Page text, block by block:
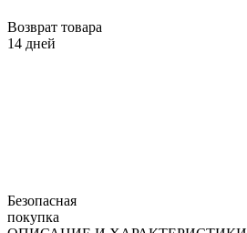
Возврат товара
14 дней
Безопасная
покупка